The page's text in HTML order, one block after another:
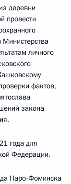
деревни
провести
личного
фактов,
закона
года для
Федерации.
Наро-Фоминска